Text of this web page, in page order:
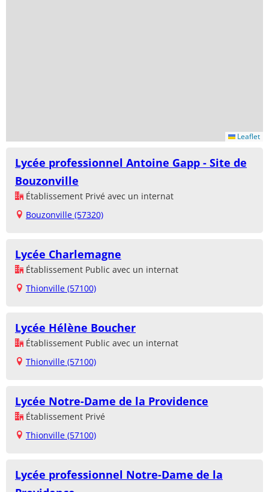
Leaflet
Lycée professionnel Antoine Gapp - Site de
Bouzonville
Établissement Privé avec un internat
Bouzonville (57320)
Lycée Charlemagne
Établissement Public avec un internat
Thionville (57100)
Lycée Hélène Boucher
Établissement Public avec un internat
Thionville (57100)
Lycée Notre-Dame de la Providence
Établissement Privé
Thionville (57100)
Lycée professionnel Notre-Dame de la